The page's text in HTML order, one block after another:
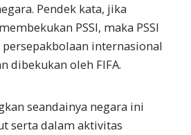
Pendek kata, jika
PSSI, maka PSSI
internasional
dibekukan oleh FIFA.
seandainya negara ini
serta dalam aktivitas